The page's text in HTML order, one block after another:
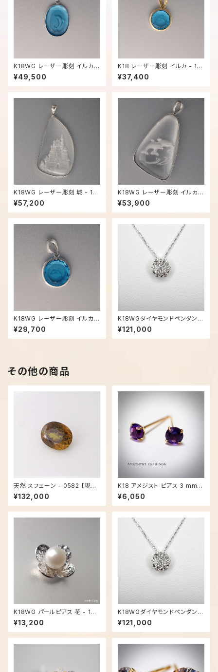
K18WG レーザー彫刻 イルカ -
1024【現品限り】
¥49,500
K18 レーザー彫刻 イルカ - 10
26【現品限り】
¥37,400
K18WG レーザー彫刻 城 - 10
28【現品限り】
¥57,200
K18WG レーザー彫刻 イルカ -
1029【現品限り】
¥53,900
K18WG レーザー彫刻 イルカ -
1025【現品限り】
¥29,700
K18WGダイヤモンドペンダント
ネックレス - 0809【現品限り】
¥121,000
その他の商品
天然 スフェーン - 0582 【現品
限り】
¥132,000
K18 アメジスト ピアス 3 mm -
2595
¥6,050
K18WG パールピアス 花 - 183
6
¥13,200
K18WGダイヤモンドペンダント
ネックレス - 0809【現品限り】
¥121,000